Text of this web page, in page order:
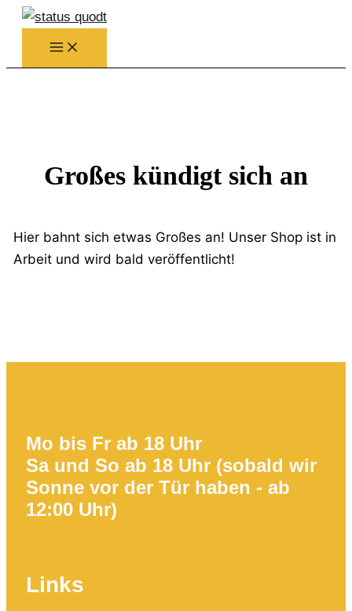
Zum
Inhalt
springen
Großes kündigt sich an
Hier bahnt sich etwas Großes an! Unser Shop ist in
Arbeit und wird bald veröffentlicht!
Mo bis Fr ab 18 Uhr
Sa und So ab 18 Uhr (sobald wir
Sonne vor der Tür haben - ab
12:00 Uhr)
Links